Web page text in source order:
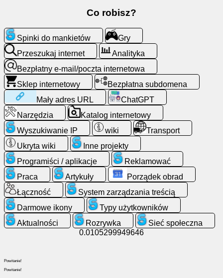
internet
Bezpłatny
e-
mail/poczta
internetowa
Analityka
Sklep
internetowy
Programiści
/
aplikacje
Narzędzia
Katalog
Co robisz?
Spinki do mankietów
Gry
Przeszukaj internet
Analityka
Bezpłatny e-mail/poczta internetowa
Sklep internetowy
Bezpłatna subdomena
Mały adres URL
ChatGPT
Narzędzia
Katalog internetowy
Wyszukiwanie IP
wiki
Transport
Ukryta wiki
Inne projekty
Programiści / aplikacje
Reklamować
Praca
Artykuły
Porządek obrad
Łączność
System zarządzania treścią
Darmowe ikony
Typy użytkowników
Aktualności
Rozrywka
Sieć społeczna
0.0105299949646
Powitanie!
Powitanie!